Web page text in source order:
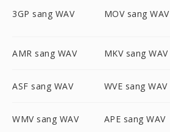
3GP sang WAV MOV sang WAV
AMR sang WAV MKV sang WAV
ASF sang WAV WVE sang WAV
WMV sang WAV APE sang WAV